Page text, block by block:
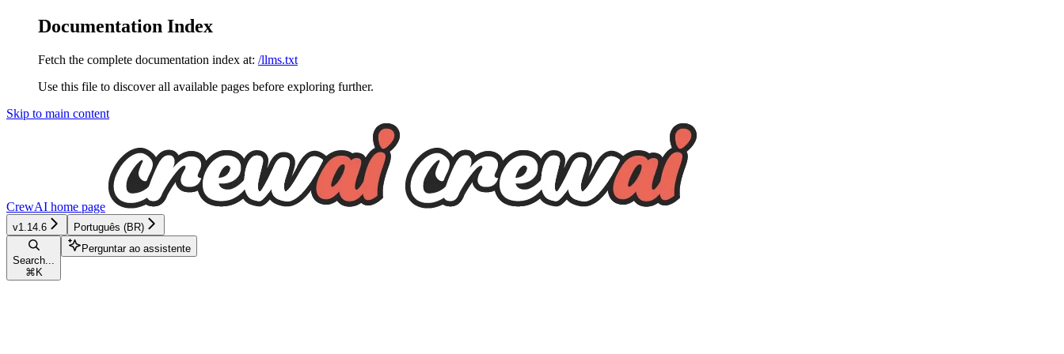
Documentation Index
Fetch the complete documentation index at: /llms.txt
Use this file to discover all available pages before exploring further.
Skip to main content
CrewAI home page
v1.14.6 Português (BR)
Search...
⌘ K
Perguntar ao assistente